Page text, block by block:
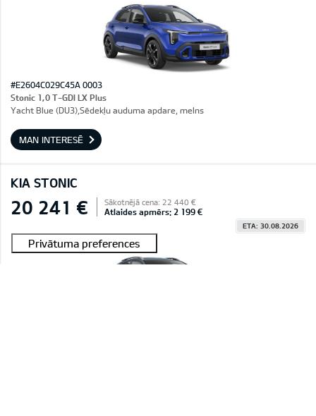
#E2604C029C45A 0003
Stonic 1,0 T-GDI LX Plus
Yacht Blue (DU3),Sēdekļu auduma apdare, melns
MAN INTERESĒ
KIA STONIC
20 241 € Sākotnējā cena: 22 440 €
Atlaides apmērs: 2 199 €
ETA: 30.08.2026